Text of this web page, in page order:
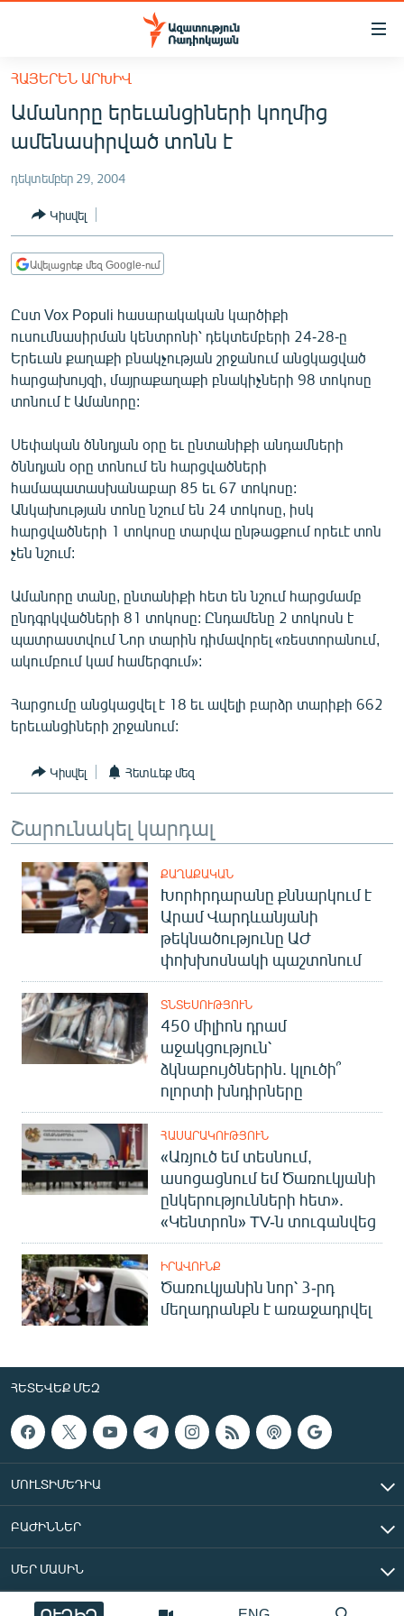
Մատչելիության
հիմնական
բովանդակությանը
Անցնել
հիմնական
մենյուին
ՀԱՅԱՍՏԱՆ
ՔԱՂԱՔԱԿԱՆ
ԸՆՏՐՈՒԹՅՈՒՆՆԵՐ 2026
ԻՐԱՎՈՒՆՔ
ՀԱՍԱՐԱԿՈՒԹՅՈՒՆ
ՂԱՐԱԲԱՂ
ՊԱՏԵՐԱԶՄԻ 6 ՇԱԲԱԹՆԵՐԸ
ՏԱՐԱԾԱՇՐՋԱՆ
ՄՇԱԿՈՒՅԹ
ՍՊՈՐՏ
ՄԵԿՆԱԲԱՆՈՒԹՅՈՒՆ
ՏՏ ԵՒ ԻՆՏԵՐՆԵՏ
ԱՐԽԻՎ
ՏԵՍԱՆՅՈՒԹԵՐ
ՁԳՏԵԼՈՎ ԼԱՎԱԳՈՒՅՆԻՆ
Հայերեն
English
ՀԵՏԵՎԵՔ ՄԵԶ
«Ազատության» բոլոր կայքերը
ՀԱՅԵՐԵՆ ԱՐԽԻՎ
Ամանորը երեւանցիների կողմից
ամենասիրված տոնն է
դեկտեմբեր 29, 2004
Կիսվել
Ավելացրեք մեզ Google-ում
Ըստ Vox Populi հասարակական կարծիքի
ուսումնասիրման կենտրոնի՝ դեկտեմբերի 24-28-ը
Երեւան քաղաքի բնակչության շրջանում անցկացված
հարցախույզի, մայրաքաղաքի բնակիչների 98 տոկոսը
տոնում է Ամանորը:
Սեփական ծննդյան օրը եւ ընտանիքի անդամների
ծննդյան օրը տոնում են հարցվածների
համապատասխանաբար 85 եւ 67 տոկոսը:
Անկախության տոնը նշում են 24 տոկոսը, իսկ
հարցվածների 1 տոկոսը տարվա ընթացքում որեւէ տոն
չեն նշում:
Ամանորը տանը, ընտանիքի հետ են նշում հարցմամբ
ընդգրկվածների 81 տոկոսը: Ընդամենը 2 տոկոսն է
պատրաստվում Նոր տարին դիմավորել «ռեստորանում,
ակումբում կամ համերգում»:
Հարցումը անցկացվել է 18 եւ ավելի բարձր տարիքի 662
երեւանցիների շրջանում:
Կիսվել Հետևեք մեզ
Շարունակել կարդալ
ՔԱՂԱՔԱԿԱՆ
Խորհրդարանը քննարկում է
Արամ Վարդևանյանի
թեկնածությունը ԱԺ
փոխխոսնակի պաշտոնում
ՏՆՏԵՍՈՒԹՅՈՒՆ
450 միլիոն դրամ
աջակցություն՝
ձկնաբույծներին. կլուծի՞
ոլորտի խնդիրները
ՀԱՍԱՐԱԿՈՒԹՅՈՒՆ
«Առյուծ եմ տեսնում,
ասոցացնում եմ Ծառուկյանի
ընկերությունների հետ».
«Կենտրոն» TV-ն տուգանվեց
ԻՐԱՎՈՒՆՔ
Ծառուկյանին նոր՝ 3-րդ
մեղադրանքն է առաջադրվել
ՀԵՏԵՎԵՔ ՄԵԶ
ՄՈՒԼՏԻՄԵԴԻԱ
ԲԱԺԻՆՆԵՐ
ՄԵՐ ՄԱՍԻՆ